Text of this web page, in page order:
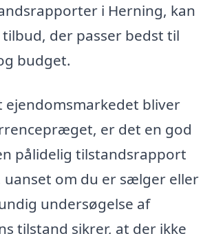
i Herning, kan
der passer bedst til
budget.
ejendomsmarkedet bliver
er det en god
pålidelig tilstandsrapport
uanset om du er sælger eller
undersøgelse af
tilstand sikrer, at der ikke